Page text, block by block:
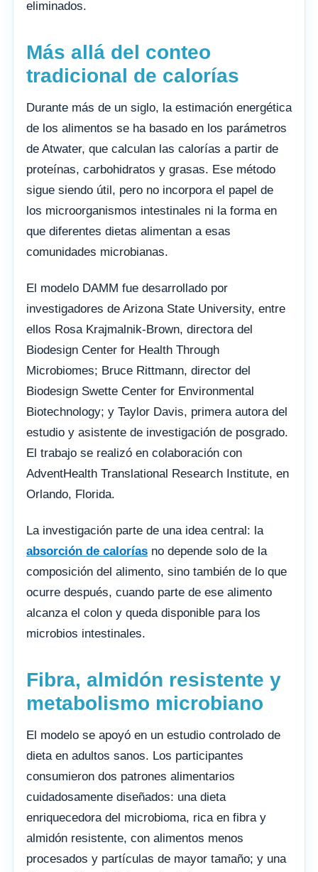
eliminados.
Más allá del conteo
tradicional de calorías
Durante más de un siglo, la estimación energética
de los alimentos se ha basado en los parámetros
de Atwater, que calculan las calorías a partir de
proteínas, carbohidratos y grasas. Ese método
sigue siendo útil, pero no incorpora el papel de
los microorganismos intestinales ni la forma en
que diferentes dietas alimentan a esas
comunidades microbianas.
El modelo DAMM fue desarrollado por
investigadores de Arizona State University, entre
ellos Rosa Krajmalnik-Brown, directora del
Biodesign Center for Health Through
Microbiomes; Bruce Rittmann, director del
Biodesign Swette Center for Environmental
Biotechnology; y Taylor Davis, primera autora del
estudio y asistente de investigación de posgrado.
El trabajo se realizó en colaboración con
AdventHealth Translational Research Institute, en
Orlando, Florida.
La investigación parte de una idea central: la
absorción de calorías no depende solo de la
composición del alimento, sino también de lo que
ocurre después, cuando parte de ese alimento
alcanza el colon y queda disponible para los
microbios intestinales.
Fibra, almidón resistente y
metabolismo microbiano
El modelo se apoyó en un estudio controlado de
dieta en adultos sanos. Los participantes
consumieron dos patrones alimentarios
cuidadosamente diseñados: una dieta
enriquecedora del microbioma, rica en fibra y
almidón resistente, con alimentos menos
procesados y partículas de mayor tamaño; y una